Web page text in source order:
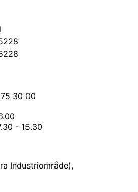
30 00
- 15.30
Industriområde),